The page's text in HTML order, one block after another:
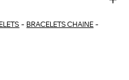
- BRACELETS CHAINE -